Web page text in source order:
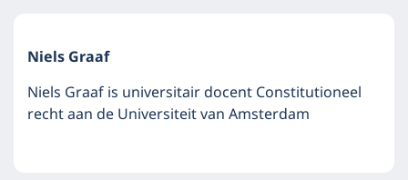
Niels Graaf
Niels Graaf is universitair docent Constitutioneel
recht aan de Universiteit van Amsterdam